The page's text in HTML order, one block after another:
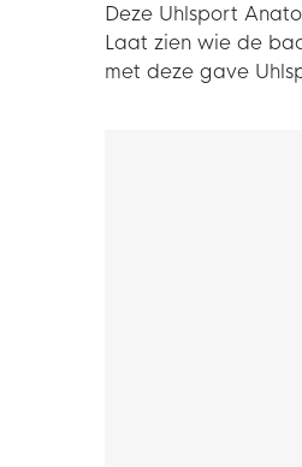
Deze Uhlsport
Laat zien wie de
met deze gave